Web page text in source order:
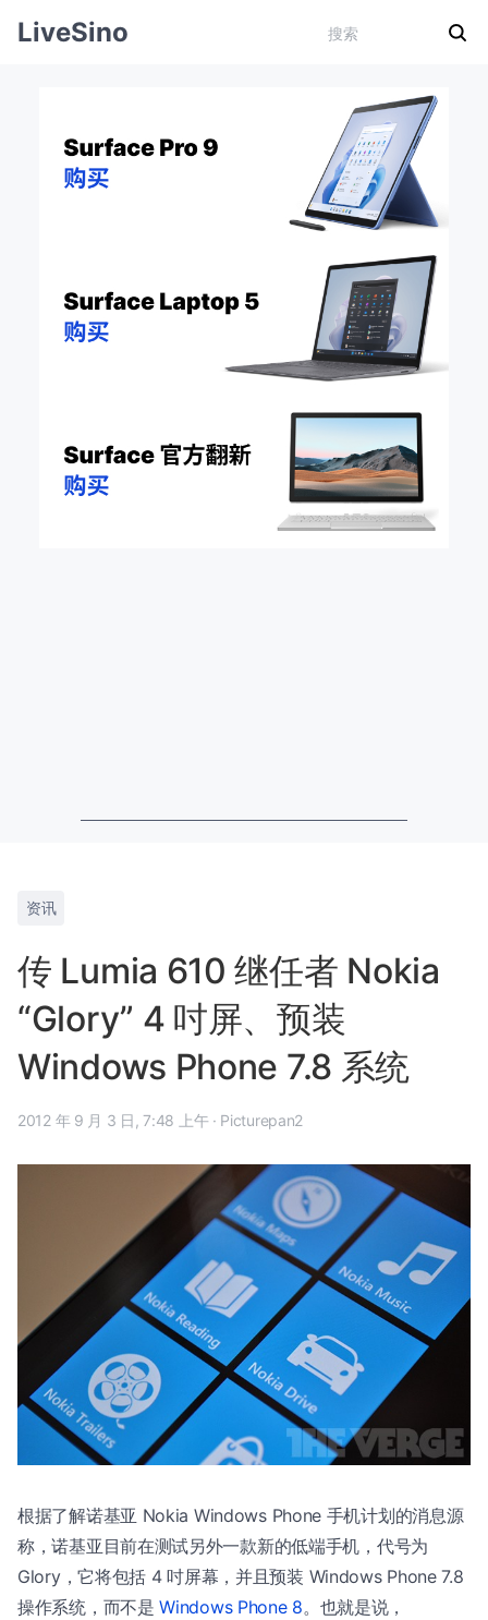
LiveSino
资讯
传 Lumia 610 继任者 Nokia
“Glory” 4 吋屏、预装
Windows Phone 7.8 系统
2012 年 9 月 3 日, 7:48 上午 · Picturepan2
根据了解诺基亚 Nokia Windows Phone 手机计划的消息源
称，诺基亚目前在测试另外一款新的低端手机，代号为
Glory，它将包括 4 吋屏幕，并且预装 Windows Phone 7.8
操作系统，而不是Windows Phone 8。也就是说，